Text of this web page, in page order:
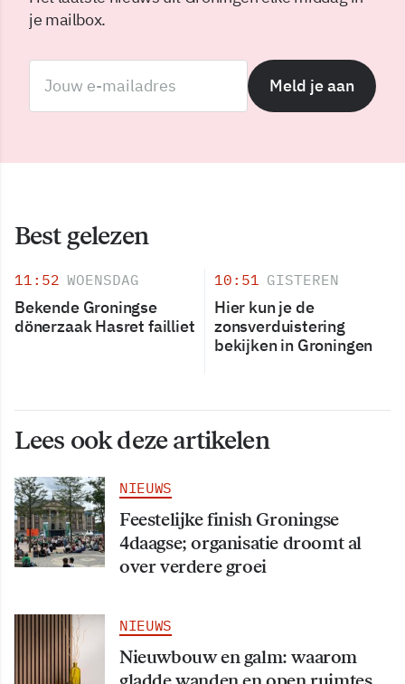
je mailbox.
Meld je aan
Best gelezen
11:52 WOENSDAG
Bekende Groningse
dönerzaak Hasret failliet
10:51 GISTEREN
Hier kun je de
zonsverduistering
bekijken in Groningen
Lees ook deze artikelen
NIEUWS
Feestelijke finish Groningse
4daagse; organisatie droomt al
over verdere groei
NIEUWS
Nieuwbouw en galm: waarom